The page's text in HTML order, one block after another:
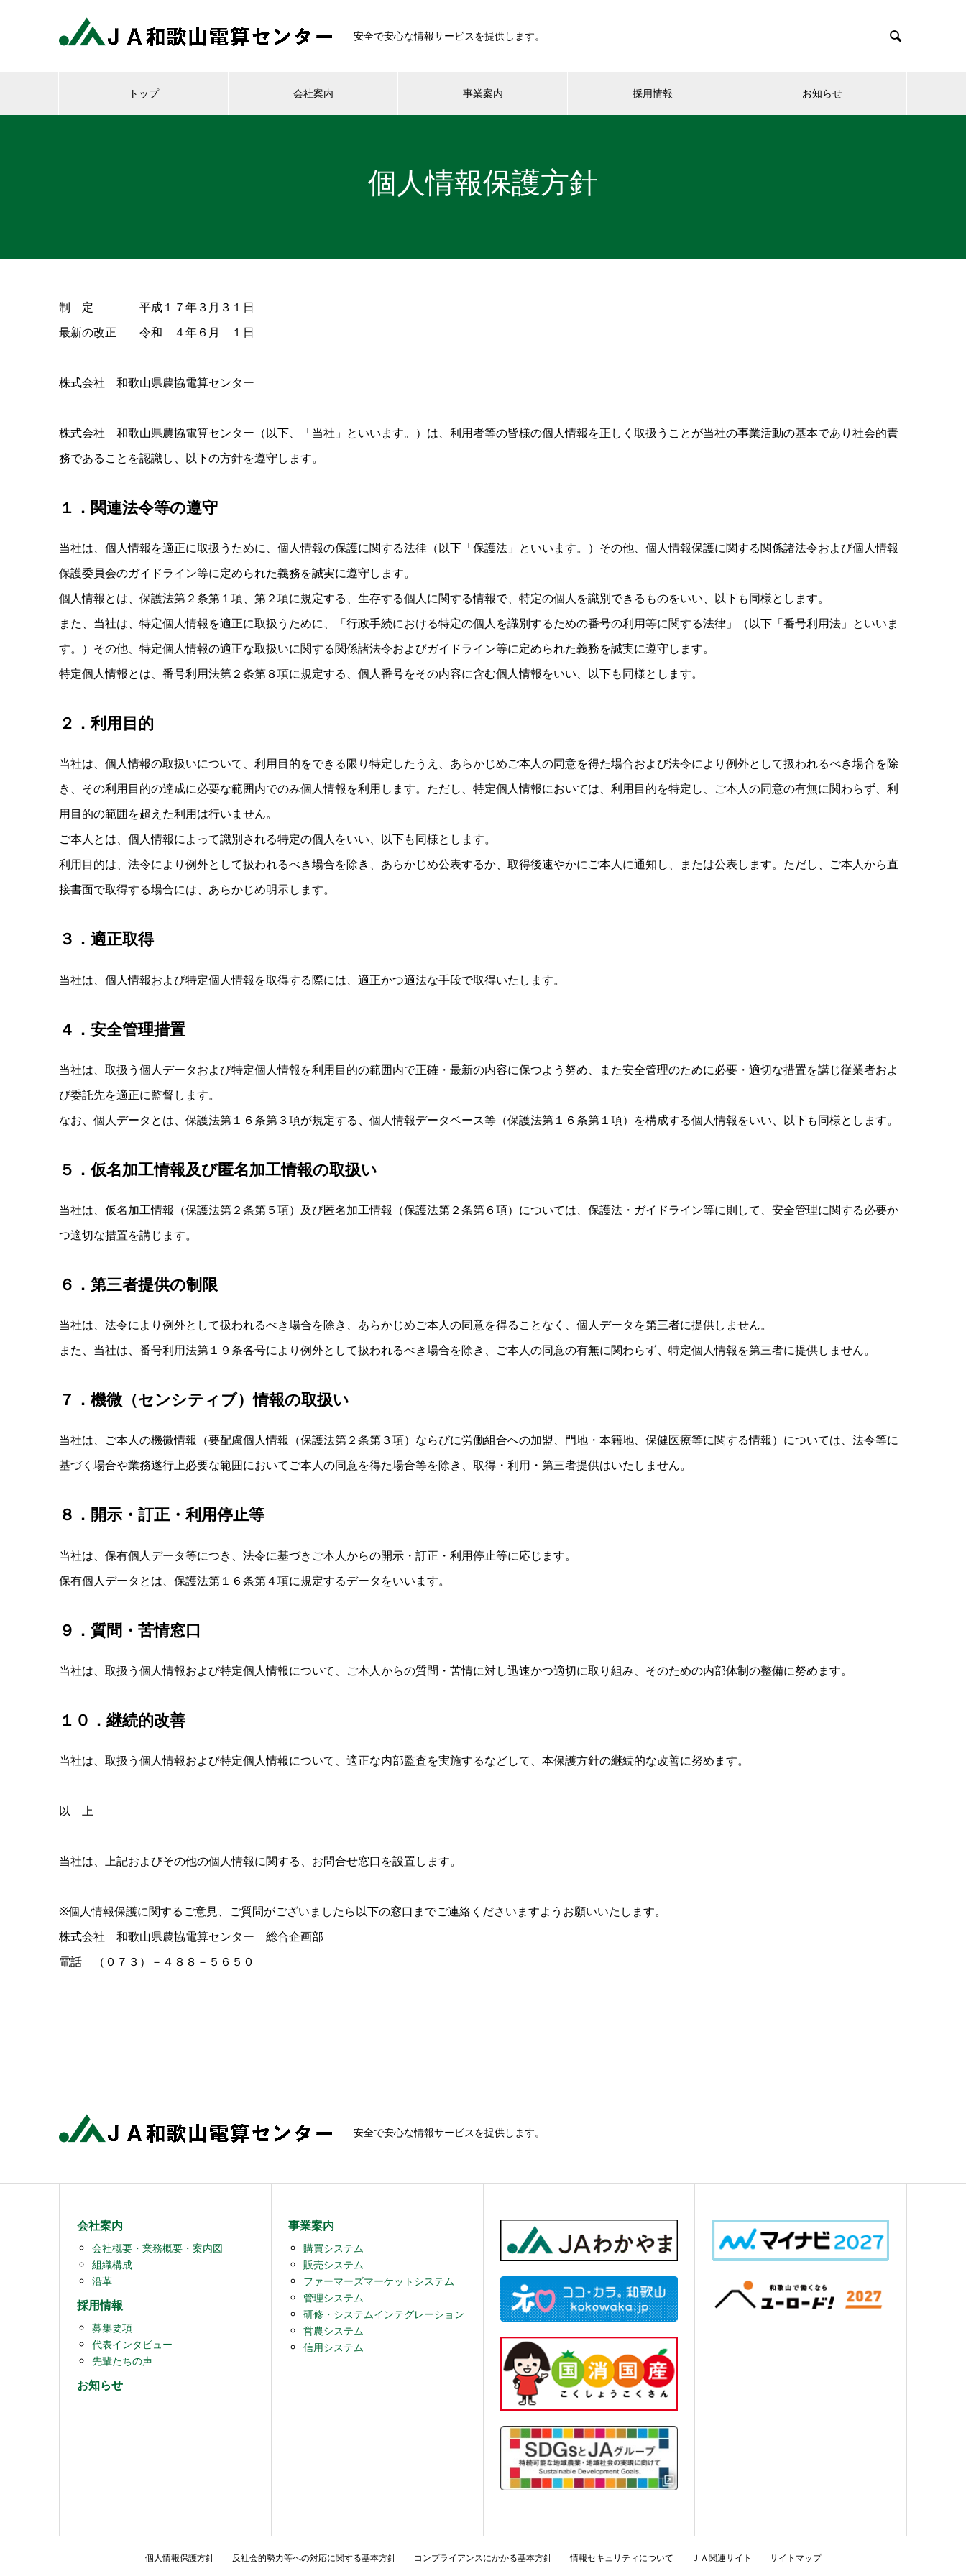
安全で安心な情報サービスを提供します。 
トップ 会社案内 事業案内 採用情報 お知らせ
個人情報保護方針
制 定 平成１７年３月３１日
最新の改正 令和 ４年６月 １日
株式会社 和歌山県農協電算センター
株式会社 和歌山県農協電算センター（以下、「当社」といいます。）は、利用者等の皆様の個人情報を正しく取扱うことが当社の事業活動の基本であり社会的責
務であることを認識し、以下の方針を遵守します。
１．関連法令等の遵守
当社は、個人情報を適正に取扱うために、個人情報の保護に関する法律（以下「保護法」といいます。）その他、個人情報保護に関する関係諸法令および個人情報
保護委員会のガイドライン等に定められた義務を誠実に遵守します。
個人情報とは、保護法第２条第１項、第２項に規定する、生存する個人に関する情報で、特定の個人を識別できるものをいい、以下も同様とします。
また、当社は、特定個人情報を適正に取扱うために、「行政手続における特定の個人を識別するための番号の利用等に関する法律」（以下「番号利用法」といいま
す。）その他、特定個人情報の適正な取扱いに関する関係諸法令およびガイドライン等に定められた義務を誠実に遵守します。
特定個人情報とは、番号利用法第２条第８項に規定する、個人番号をその内容に含む個人情報をいい、以下も同様とします。
２．利用目的
当社は、個人情報の取扱いについて、利用目的をできる限り特定したうえ、あらかじめご本人の同意を得た場合および法令により例外として扱われるべき場合を除
き、その利用目的の達成に必要な範囲内でのみ個人情報を利用します。ただし、特定個人情報においては、利用目的を特定し、ご本人の同意の有無に関わらず、利
用目的の範囲を超えた利用は行いません。
ご本人とは、個人情報によって識別される特定の個人をいい、以下も同様とします。
利用目的は、法令により例外として扱われるべき場合を除き、あらかじめ公表するか、取得後速やかにご本人に通知し、または公表します。ただし、ご本人から直
接書面で取得する場合には、あらかじめ明示します。
３．適正取得
当社は、個人情報および特定個人情報を取得する際には、適正かつ適法な手段で取得いたします。
４．安全管理措置
当社は、取扱う個人データおよび特定個人情報を利用目的の範囲内で正確・最新の内容に保つよう努め、また安全管理のために必要・適切な措置を講じ従業者およ
び委託先を適正に監督します。
なお、個人データとは、保護法第１６条第３項が規定する、個人情報データベース等（保護法第１６条第１項）を構成する個人情報をいい、以下も同様とします。
５．仮名加工情報及び匿名加工情報の取扱い
当社は、仮名加工情報（保護法第２条第５項）及び匿名加工情報（保護法第２条第６項）については、保護法・ガイドライン等に則して、安全管理に関する必要か
つ適切な措置を講じます。
６．第三者提供の制限
当社は、法令により例外として扱われるべき場合を除き、あらかじめご本人の同意を得ることなく、個人データを第三者に提供しません。
また、当社は、番号利用法第１９条各号により例外として扱われるべき場合を除き、ご本人の同意の有無に関わらず、特定個人情報を第三者に提供しません。
７．機微（センシティブ）情報の取扱い
当社は、ご本人の機微情報（要配慮個人情報（保護法第２条第３項）ならびに労働組合への加盟、門地・本籍地、保健医療等に関する情報）については、法令等に
基づく場合や業務遂行上必要な範囲においてご本人の同意を得た場合等を除き、取得・利用・第三者提供はいたしません。
８．開示・訂正・利用停止等
当社は、保有個人データ等につき、法令に基づきご本人からの開示・訂正・利用停止等に応じます。
保有個人データとは、保護法第１６条第４項に規定するデータをいいます。
９．質問・苦情窓口
当社は、取扱う個人情報および特定個人情報について、ご本人からの質問・苦情に対し迅速かつ適切に取り組み、そのための内部体制の整備に努めます。
１０．継続的改善
当社は、取扱う個人情報および特定個人情報について、適正な内部監査を実施するなどして、本保護方針の継続的な改善に努めます。
以 上
当社は、上記およびその他の個人情報に関する、お問合せ窓口を設置します。
※個人情報保護に関するご意見、ご質問がございましたら以下の窓口までご連絡くださいますようお願いいたします。
株式会社 和歌山県農協電算センター 総合企画部
電話 （０７３）－４８８－５６５０
安全で安心な情報サービスを提供します。
会社案内
会社概要・業務概要・案内図
組織構成
沿革
採用情報
募集要項
代表インタビュー
先輩たちの声
お知らせ
事業案内
購買システム
販売システム
ファーマーズマーケットシステム
管理システム
研修・システムインテグレーション
営農システム
信用システム
個人情報保護方針 反社会的勢力等への対応に関する基本方針 コンプライアンスにかかる基本方針 情報セキュリティについて ＪＡ関連サイト サイトマップ